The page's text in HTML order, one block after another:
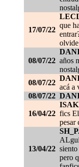
17/07/22
que
08/07/22 años
08/07/22
acá a
08/07/22
16/04/22 fics
pesar
13/04/22
pero